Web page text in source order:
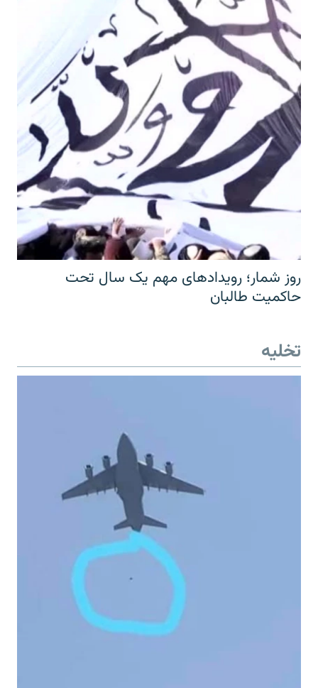
روز شمار؛ رویدادهای مهم یک سال تحت
حاکمیت طالبان
تخلیه